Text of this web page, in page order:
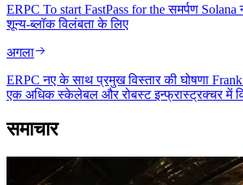
ERPC To start FastPass for the समर्पण
शून्य-ब्लॉक विलंबता के लिए
अगला
ERPC नए के साथ प्रमुख विस्तार की घोषणा
एक अधिक स्केलेबल और रोबस्ट इन्फ्रास्ट्रक्चर में
समाचार